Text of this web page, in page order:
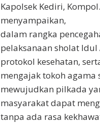
Kapolsek Kediri,
menyampaikan,
dalam rangka
pelaksanaan sholat
protokol kesehatan,
mengajak tokoh agama
mewujudkan pilkada
masyarakat dapat
tanpa ada rasa